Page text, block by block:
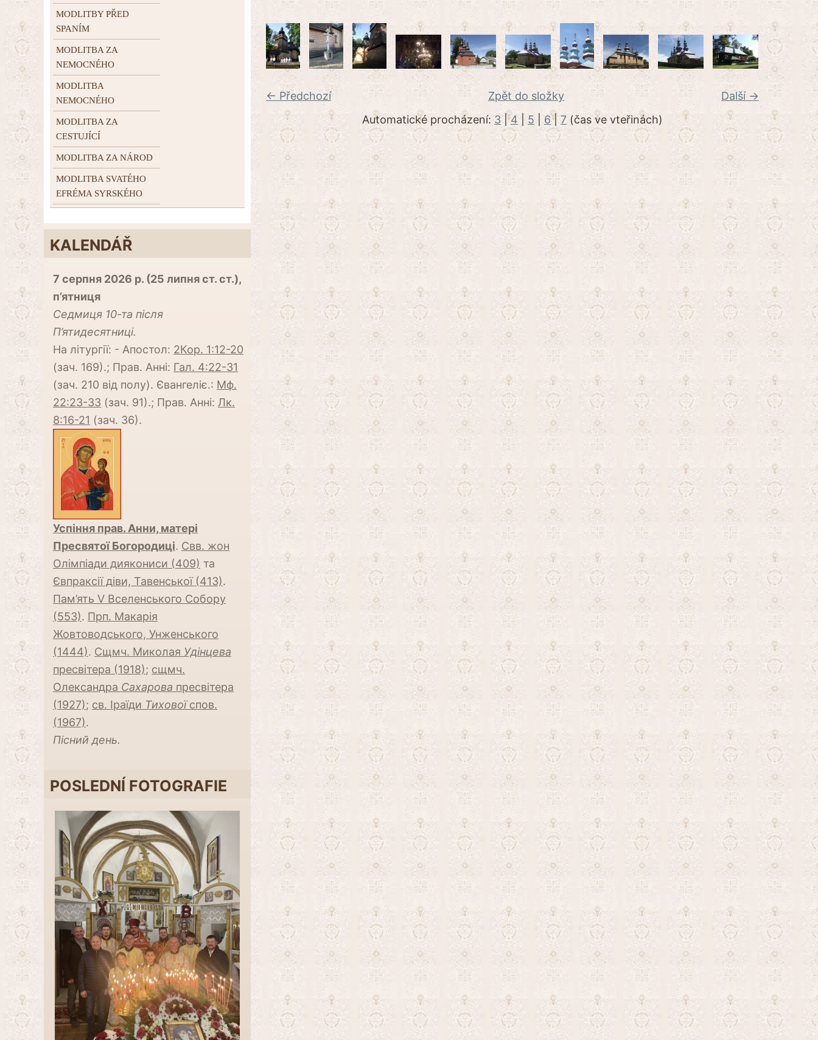
← Předchozí Další →
Zpět do složky
Automatické procházení: 3|4 5 6|7 (čas ve vteřinách)
MODLITBY PŘED
SPANÍM
MODLITBA ZA
NEMOCNÉHO
MODLITBA
NEMOCNÉHO
MODLITBA ZA
CESTUJÍCÍ
MODLITBA ZA NÁROD
MODLITBA SVATÉHO
EFRÉMA SYRSKÉHO
KALENDÁŘ
7 серпня 2026 р. (25 липня ст. ст.),
п’ятниця
Cедмиця 10-та після
П’ятидесятниці.
На літургії: - Апостол: 2Кор. 1:12-20
(зач. 169).; Прав. Анні: Гал. 4:22-31
(зач. 210 від полу). Євангеліє.: Мф.
22:23-33 (зач. 91).; Прав. Анні: Лк.
8:16-21 (зач. 36).
Успіння прав. Анни, матері
Пресвятої Богородиці. Свв. жон
Олімпіади диякониси (409) та
Євпраксії діви, Тавенської (413).
Пам’ять V Вселенського Собору
(553). Прп. Макарія
Жовтоводського, Унженського
(1444). Сщмч. Миколая Удінцева
пресвітера (1918); сщмч.
Олександра Сaхарова пресвітера
(1927); св. Іраїди Тиховоїспов.
(1967).
Пісний день.
POSLEDNÍ FOTOGRAFIE